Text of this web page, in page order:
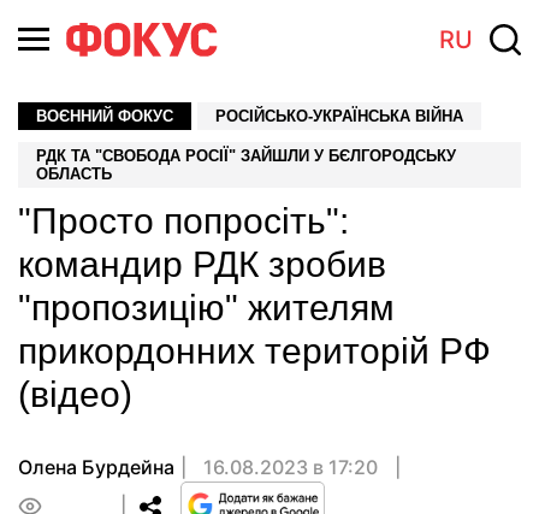
RU
ВОЄННИЙ ФОКУС РОСІЙСЬКО-УКРАЇНСЬКА ВІЙНА
РДК ТА "СВОБОДА РОСІЇ" ЗАЙШЛИ У БЄЛГОРОДСЬКУ
ОБЛАСТЬ
"Просто попросіть":
командир РДК зробив
"пропозицію" жителям
прикордонних територій РФ
(відео)
Олена Бурдейна
16.08.2023 в 17:20